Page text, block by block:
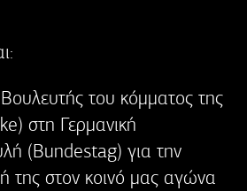
του κόμματος της
στη Γερμανική
(Bundestag) για την
της στον κοινό μας αγώνα